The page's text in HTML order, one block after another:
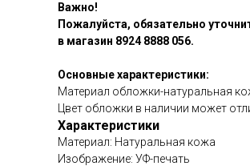
Важно!
Пожалуйста, обязательно
в магазин 8924 8888 056.
Основные характеристики:
Материал обложки-натуральная
Цвет обложки в наличии может
Характеристики
Материал: Натуральная кожа
Изображение: УФ-печать